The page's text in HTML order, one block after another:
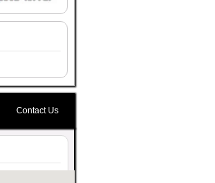
Contact Us